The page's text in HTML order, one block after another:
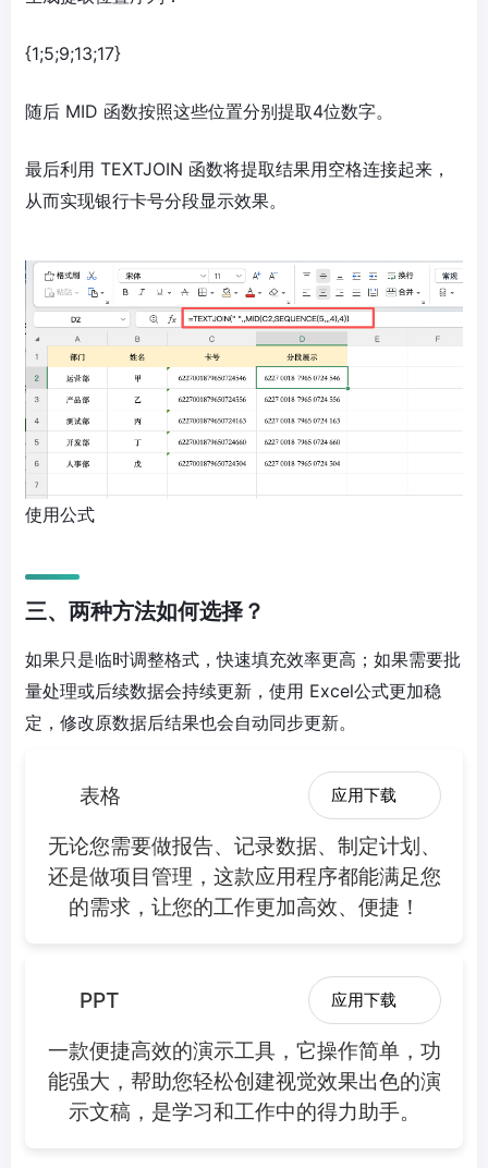
{1;5;9;13;17}
随后 MID 函数按照这些位置分别提取4位数字。
最后利用 TEXTJOIN 函数将提取结果用空格连接起来，
从而实现银行卡号分段显示效果。
使用公式
三、两种方法如何选择？
如果只是临时调整格式，快速填充效率更高；如果需要批
量处理或后续数据会持续更新，使用 Excel公式更加稳
定，修改原数据后结果也会自动同步更新。
表格 应用下载
无论您需要做报告、记录数据、制定计划、
还是做项目管理，这款应用程序都能满足您
的需求，让您的工作更加高效、便捷！
PPT 应用下载
一款便捷高效的演示工具，它操作简单，功
能强大，帮助您轻松创建视觉效果出色的演
示文稿，是学习和工作中的得力助手。